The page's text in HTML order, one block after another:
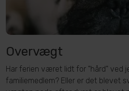
Overvægt
Har ferien været lidt for "hård" ved
familiemedlem? Eller er det blevet